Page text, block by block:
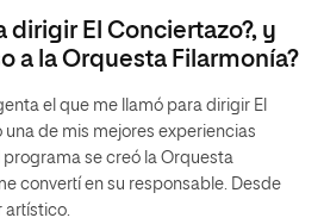
dirigir El Conciertazo?, y
a la Orquesta Filarmonía?
el que me llamó para dirigir El
de mis mejores experiencias
programa se creó la Orquesta
convertí en su responsable. Desde
artístico.